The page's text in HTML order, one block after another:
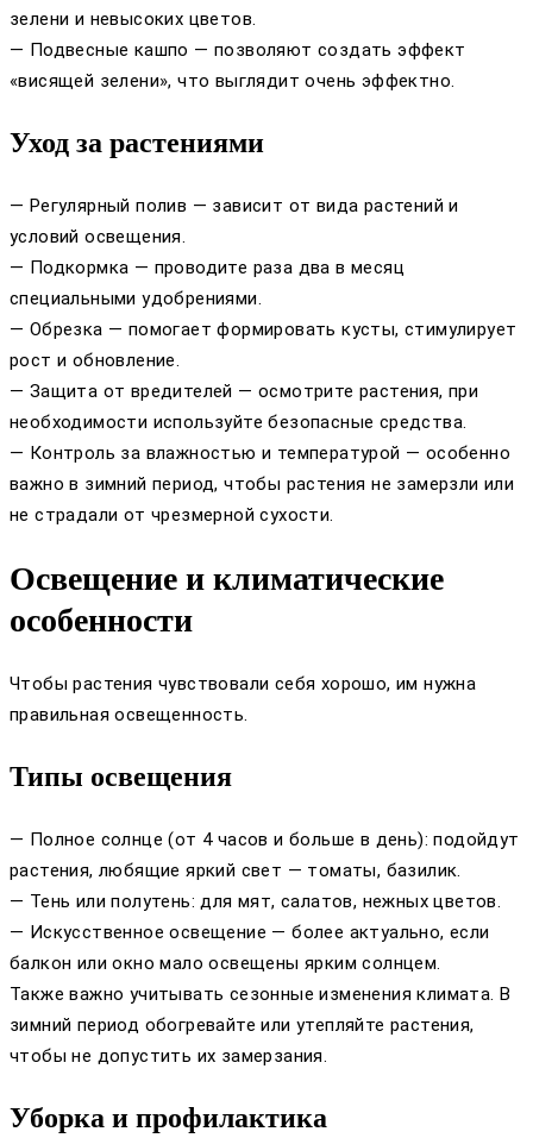
зелени и невысоких цветов.
— Подвесные кашпо — позволяют создать эффект
«висящей зелени», что выглядит очень эффектно.
Уход за растениями
— Регулярный полив — зависит от вида растений и
условий освещения.
— Подкормка — проводите раза два в месяц
специальными удобрениями.
— Обрезка — помогает формировать кусты, стимулирует
рост и обновление.
— Защита от вредителей — осмотрите растения, при
необходимости используйте безопасные средства.
— Контроль за влажностью и температурой — особенно
важно в зимний период, чтобы растения не замерзли или
не страдали от чрезмерной сухости.
Освещение и климатические
особенности
Чтобы растения чувствовали себя хорошо, им нужна
правильная освещенность.
Типы освещения
— Полное солнце (от 4 часов и больше в день): подойдут
растения, любящие яркий свет — томаты, базилик.
— Тень или полутень: для мят, салатов, нежных цветов.
— Искусственное освещение — более актуально, если
балкон или окно мало освещены ярким солнцем.
Также важно учитывать сезонные изменения климата. В
зимний период обогревайте или утепляйте растения,
чтобы не допустить их замерзания.
Уборка и профилактика